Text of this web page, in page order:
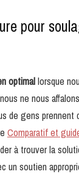
pour
optimallorsque
ne nous
de gens prennent
Comparatif et
à trouver la
un soutien